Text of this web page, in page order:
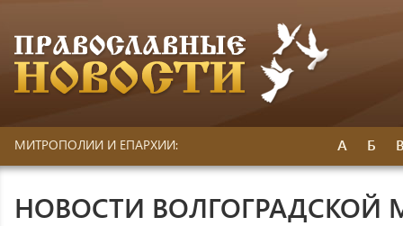
МИТРОПОЛИИ И ЕПАРХИИ: А Б
НОВОСТИ